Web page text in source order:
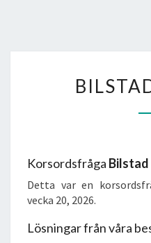
Korsordsfråga Bilstad
Detta var en
vecka 20, 2026.
Lösningar från våra